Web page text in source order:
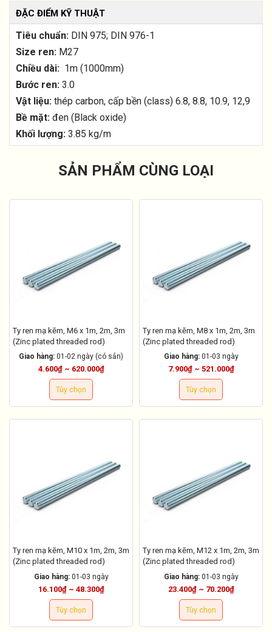
ĐẶC ĐIỂM KỸ THUẬT
Tiêu chuẩn: DIN 975; DIN 976-1
Size ren: M27
Chiều dài: 1m (1000mm)
Bước ren: 3.0
Vật liệu: thép carbon, cấp bền (class) 6.8, 8.8, 10.9, 12,9
Bề mặt: đen (Black oxide)
Khối lượng: 3.85 kg/m
SẢN PHẨM CÙNG LOẠI
Ty ren mạ kẽm, M6 x 1m, 2m, 3m
(Zinc plated threaded rod)
Giao hàng: 01-02 ngày (có sẳn)
4.600₫ ~ 620.000₫
Tùy chọn
Ty ren mạ kẽm, M8 x 1m, 2m, 3m
(Zinc plated threaded rod)
Giao hàng: 01-03 ngày
7.900₫ ~ 521.000₫
Tùy chọn
Ty ren mạ kẽm, M10 x 1m, 2m, 3m
(Zinc plated threaded rod)
Giao hàng: 01-03 ngày
16.100₫ ~ 48.300₫
Tùy chọn
Ty ren mạ kẽm, M12 x 1m, 2m, 3m
(Zinc plated threaded rod)
Giao hàng: 01-03 ngày
23.400₫ ~ 70.200₫
Tùy chọn